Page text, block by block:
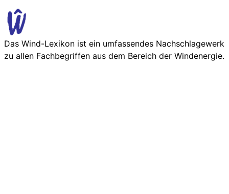
Das Wind-Lexikon ist ein umfassendes Nachschlage­werk
zu allen Fachbegriffen aus dem Bereich der Wind­energie.